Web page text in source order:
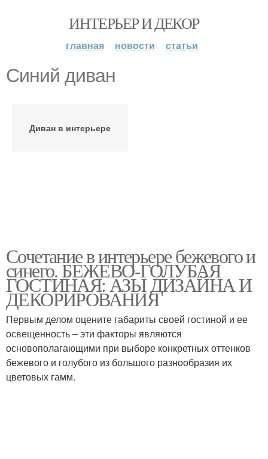
ИНТЕРЬЕР И ДЕКОР
главная новости статьи
Синий диван
Диван в интерьере
Сочетание в интерьере бежевого и
синего. БЕЖЕВО-ГОЛУБАЯ
ГОСТИНАЯ: АЗЫ ДИЗАЙНА И
ДЕКОРИРОВАНИЯ
Первым делом оцените габариты своей гостиной и ее
освещенность – эти факторы являются
основополагающими при выборе конкретных оттенков
бежевого и голубого из большого разнообразия их
цветовых гамм.